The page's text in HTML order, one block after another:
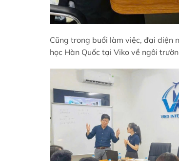
Cũng trong buổi làm việc, đại diện
học Hàn Quốc tại Viko về ngôi